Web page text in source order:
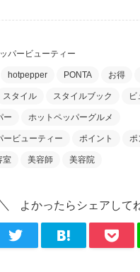
パービューティー
hotpepper PONTA お得
スタイル スタイルブック ビ
ー ホットペッパーグルメ
ービューティー ポイント ポ
室 美容師 美容院
よかったらシェアして